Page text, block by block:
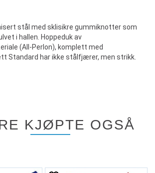
stål med sklisikre gummiknotter som
i hallen. Hoppeduk av
(All-Perlon), komplett med
Standard har ikke stålfjærer, men strikk.
KJØPTE OGSÅ